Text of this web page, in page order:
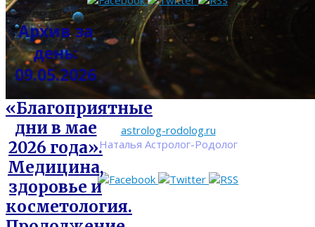
astrolog-rodolog.ru
Наталья Астролог-Родолог
Архив за
день:
09.05.2026
«Благоприятные
дни в мае
2026 года».
Медицина,
здоровье и
косметология.